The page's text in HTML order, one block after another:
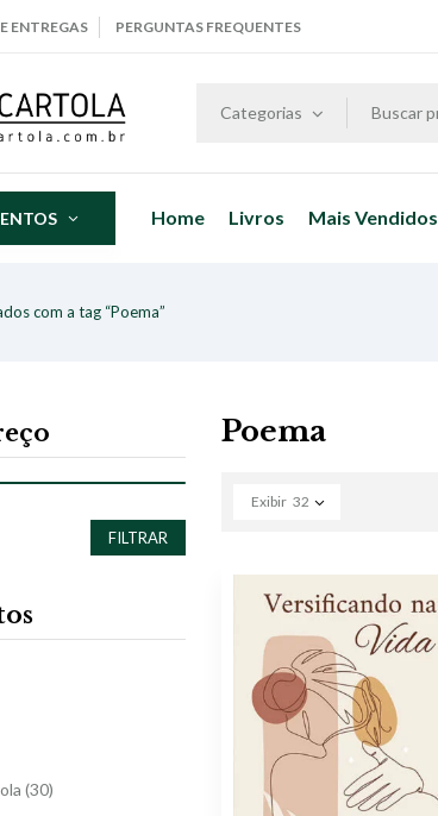
ENTREGAS PERGUNTAS FREQUENTES
Categorias
Home Livros Mais Vendidos
com a tag “Poema”
FILTRAR
(30)
Poema
Exibir 32